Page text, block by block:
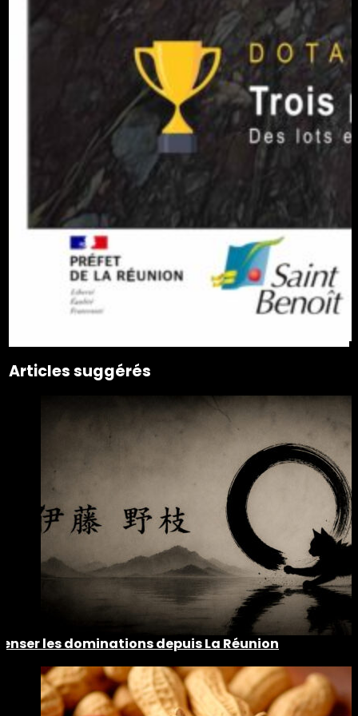
Articles suggérés
les dominations depuis La Réunion